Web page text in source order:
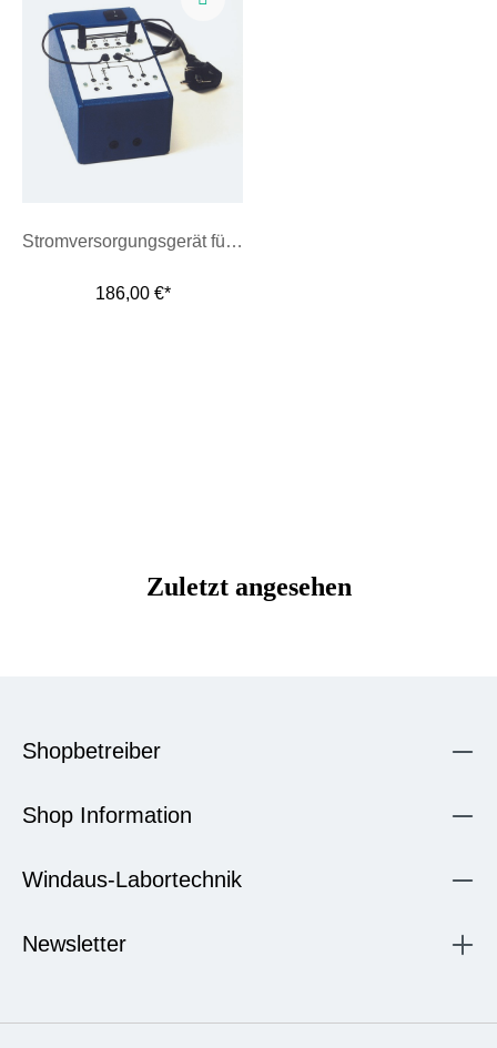
Stromversorgungsgerät für Schulversuche, 0-12 V
186,00 €*
Zuletzt angesehen
Shopbetreiber
Shop Information
Windaus-Labortechnik
Newsletter